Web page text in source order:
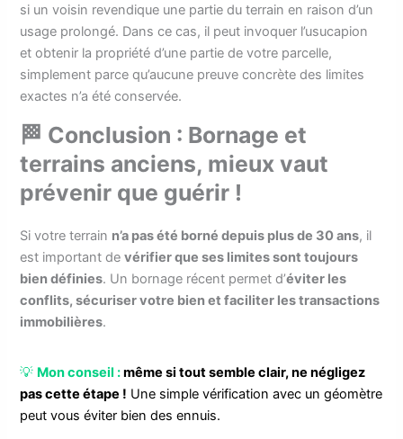
si un voisin revendique une partie du terrain en raison d’un
usage prolongé. Dans ce cas, il peut invoquer l’usucapion
et obtenir la propriété d’une partie de votre parcelle,
simplement parce qu’aucune preuve concrète des limites
exactes n’a été conservée.
🏁 Conclusion : Bornage et
terrains anciens, mieux vaut
prévenir que guérir !
Si votre terrain n’a pas été borné depuis plus de 30 ans, il
est important devérifier que ses limites sont toujours
bien définies. Un bornage récent permet d’éviter les
conflits, sécuriser votre bien et faciliter les transactions
immobilières.
💡 Mon conseil :même si tout semble clair, ne négligez
pas cette étape ! Une simple vérification avec un géomètre
peut vous éviter bien des ennuis.